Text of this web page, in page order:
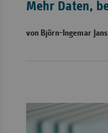
Mehr Daten,
von Björn-Ingemar